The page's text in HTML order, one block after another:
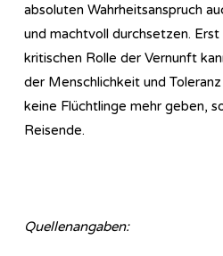
absoluten Wahrheitsanspruch
und machtvoll durchsetzen.
kritischen Rolle der Vernunft
der Menschlichkeit und
keine Flüchtlinge mehr geben,
Reisende.
Quellenangaben: